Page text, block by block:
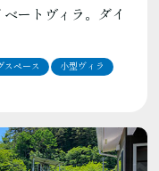
ートヴィラ。ダイ
スペース 小型ヴィラ